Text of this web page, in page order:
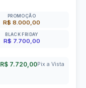
PROMOÇÃO
R$ 8.000,00
BLACK FRIDAY
R$ 7.700,00
R$ 7.720,00Pix a Vista